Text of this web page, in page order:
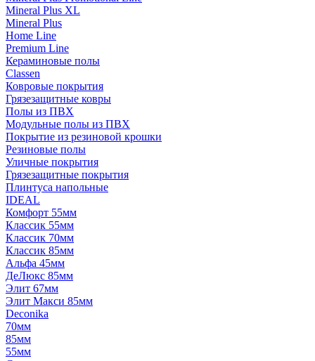
Mineral Plus XL
Mineral Plus
Home Line
Premium Line
Кераминовые полы
Classen
Ковровые покрытия
Грязезащитные ковры
Полы из ПВХ
Модульные полы из ПВХ
Покрытие из резиновой крошки
Резиновые полы
Уличные покрытия
Грязезащитные покрытия
Плинтуса напольные
IDEAL
Комфорт 55мм
Классик 55мм
Классик 70мм
Классик 85мм
Альфа 45мм
ДеЛюкс 85мм
Элит 67мм
Элит Макси 85мм
Deconika
70мм
85мм
55мм